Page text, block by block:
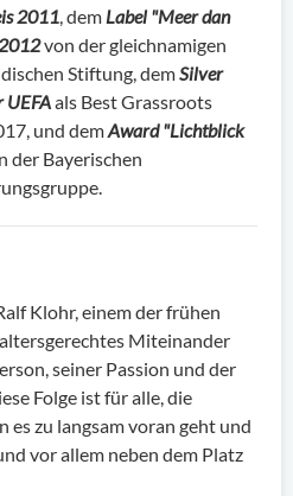
2011, dem Label "Meer dan
von der gleichnamigen
Stiftung, demSilver
UEFAals Best Grassroots
und demAward "Lichtblick
der Bayerischen
Klohr, einem der frühen
Miteinander
seiner Passion und der
Folge ist für alle, die
es zu langsam voran geht und
vor allem neben dem Platz